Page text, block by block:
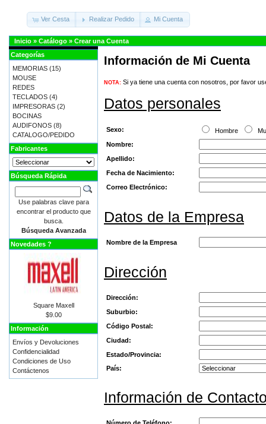
Ver Cesta Realizar Pedido Mi Cuenta
Inicio » Catálogo » Crear una Cuenta
Información de Mi Cuenta
NOTA: Si ya tiene una cuenta con nosotros, por favor
Datos personales
Sexo: Hombre
Nombre:
Apellido:
Fecha de Nacimiento:
Correo Electrónico:
Datos de la Empresa
Nombre de la Empresa
Dirección
Dirección:
Suburbio:
Código Postal:
Ciudad:
Estado/Provincia:
País:
Información de
Categorías
MEMORIAS (15)
MOUSE
REDES
TECLADOS (4)
IMPRESORAS (2)
BOCINAS
AUDIFONOS (8)
CATALOGO/PEDIDO
Fabricantes
Búsqueda Rápida
Use palabras clave para
encontrar el producto que
busca.
Búsqueda Avanzada
Novedades ?
Square Maxell
$9.00
Información
Envíos y Devoluciones
Confidencialidad
Condiciones de Uso
Contáctenos